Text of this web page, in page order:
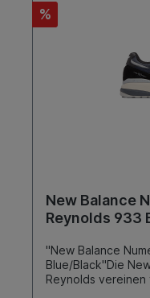
%
New Balance
Reynolds 933
"New Balance
Blue/Black"Die
Reynolds vereinen